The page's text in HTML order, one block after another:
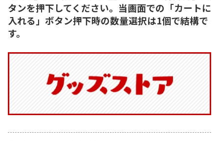
タンを押下してください。当画面での「カートに
入れる」ボタン押下時の数量選択は1個で結構で
す。